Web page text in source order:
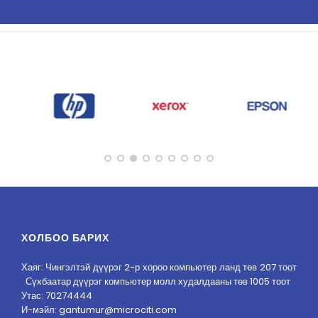
ХОЛБОО БАРИХ
Хаяг: Чингэлтэй дүүрэг 2-р хороо компьютер ланд төв 207 тоот
Сүхбаатар дүүрэг компьютер молл худалдааны төв 1005 тоот
Утас: 70274444
И-мэйл: gantumur@microciti.com